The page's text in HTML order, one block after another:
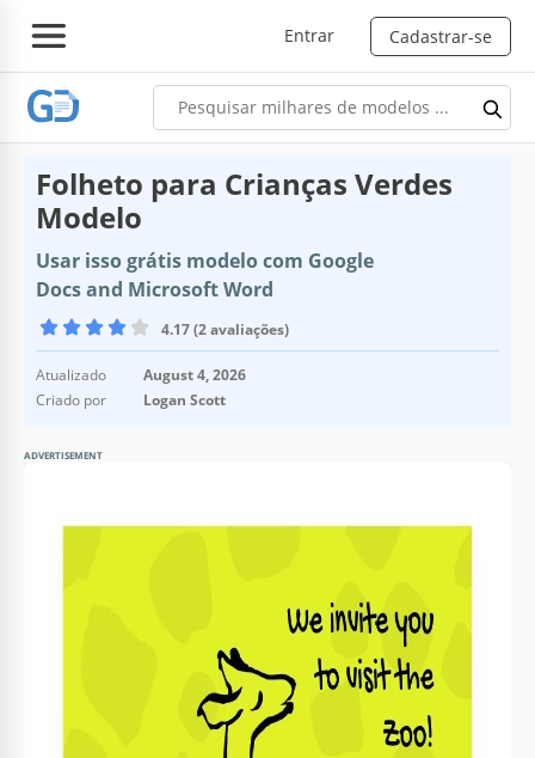
Entrar Cadastrar-se
Folheto para Crianças Verdes
Modelo
Usar isso grátis modelo com Google
Docs and Microsoft Word
4.17 (2 avaliações)
Atualizado
August 4, 2026
Criado por
Logan Scott
ADVERTISEMENT